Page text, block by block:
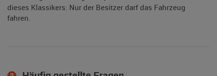
dieses Klassikers: Nur der Besitzer darf das Fahrzeug
fahren.